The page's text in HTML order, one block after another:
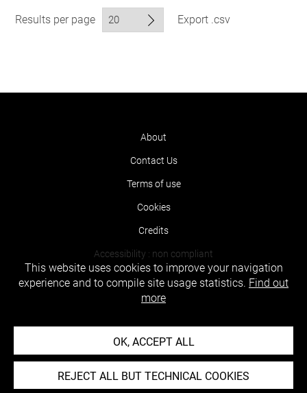
Results per page Export .csv
About
Contact Us
Terms of use
Cookies
Credits
Accessibility : non compliant
This website uses cookies to improve your navigation
experience and to compile site usage statistics. Find out
more
OK, ACCEPT ALL
REJECT ALL BUT TECHNICAL COOKIES